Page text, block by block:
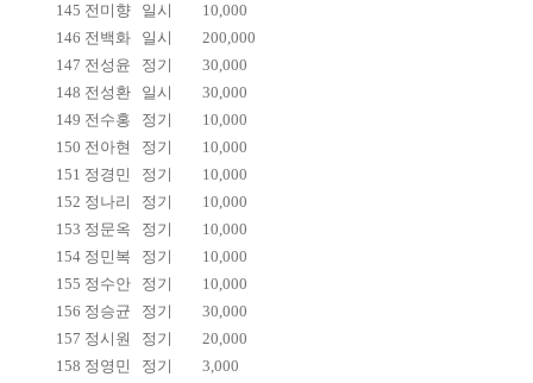
145 전미향 일시
10,000
146 전백화 일시
200,000
147 전성윤 정기
30,000
148 전성환 일시
30,000
149 전수홍 정기
10,000
150 전아현 정기
10,000
151 정경민 정기
10,000
152 정나리 정기
10,000
153 정문옥 정기
10,000
154 정민복 정기
10,000
155 정수안 정기
10,000
156 정승균 정기
30,000
157 정시원 정기
20,000
158 정영민 정기
3,000